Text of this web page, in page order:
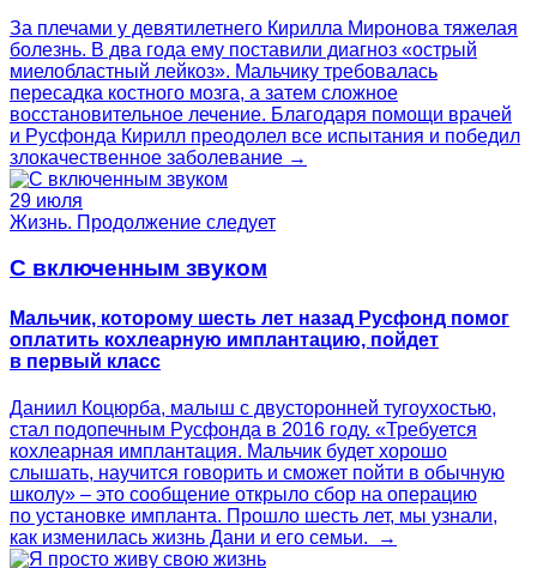
За плечами у девятилетнего Кирилла Миронова тяжелая
болезнь. В два года ему поставили диагноз «острый
миелобластный лейкоз». Мальчику требовалась
пересадка костного мозга, а затем сложное
восстановительное лечение. Благодаря помощи врачей
и Русфонда Кирилл преодолел все испытания и победил
злокачественное заболевание →
29 июля
Жизнь. Продолжение следует
С включенным звуком
Мальчик, которому шесть лет назад Русфонд помог
оплатить кохлеарную имплантацию, пойдет
в первый класс
Даниил Коцюрба, малыш с двусторонней тугоухостью,
стал подопечным Русфонда в 2016 году. «Требуется
кохлеарная имплантация. Мальчик будет хорошо
слышать, научится говорить и сможет пойти в обычную
школу» – это сообщение открыло сбор на операцию
по установке импланта. Прошло шесть лет, мы узнали,
как изменилась жизнь Дани и его семьи. →